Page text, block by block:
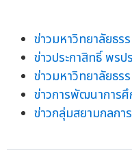
ข่าวมหาวิทยาลัยธร
ข่าวประกาสิทธิ์ พรป
ข่าวมหาวิทยาลัยธร
ข่าวการพัฒนาการศึ
ข่าวกลุ่มสยามกลการ